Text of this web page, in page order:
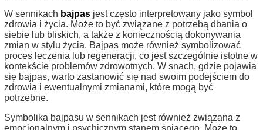
W sennikach bajpas jest często interpretowany jako symbol
zdrowia i życia. Może to być związane z potrzebą dbania o
siebie lub bliskich, a także z koniecznością dokonywania
zmian w stylu życia. Bajpas może również symbolizować
proces leczenia lub regeneracji, co jest szczególnie istotne w
kontekście problemów zdrowotnych. W snach, gdzie pojawia
się bajpas, warto zastanowić się nad swoim podejściem do
zdrowia i ewentualnymi zmianami, które mogą być
potrzebne.
Symbolika bajpasu w sennikach jest również związana z